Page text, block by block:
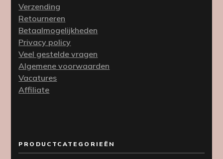
Verzending
Retourneren
Betaalmogelijkheden
Privacy policy
Veel gestelde vragen
Algemene voorwaarden
Vacatures
Affiliate
PRODUCTCATEGORIEËN